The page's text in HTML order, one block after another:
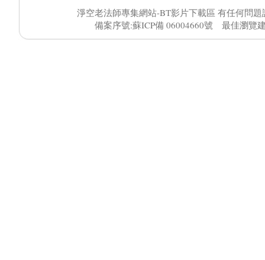
淨空老法師專集網站-BT影片下載區 有任何問題
備案序號:蘇ICP備 06004660號 最佳瀏覽